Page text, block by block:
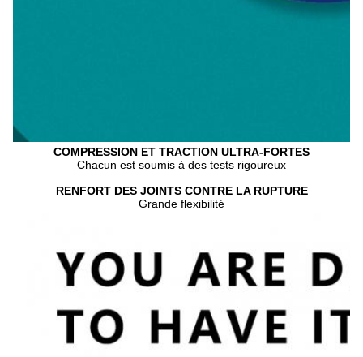
COMPRESSION ET TRACTION ULTRA-FORTES
Chacun est soumis à des tests rigoureux
RENFORT DES JOINTS CONTRE LA RUPTURE
Grande flexibilité